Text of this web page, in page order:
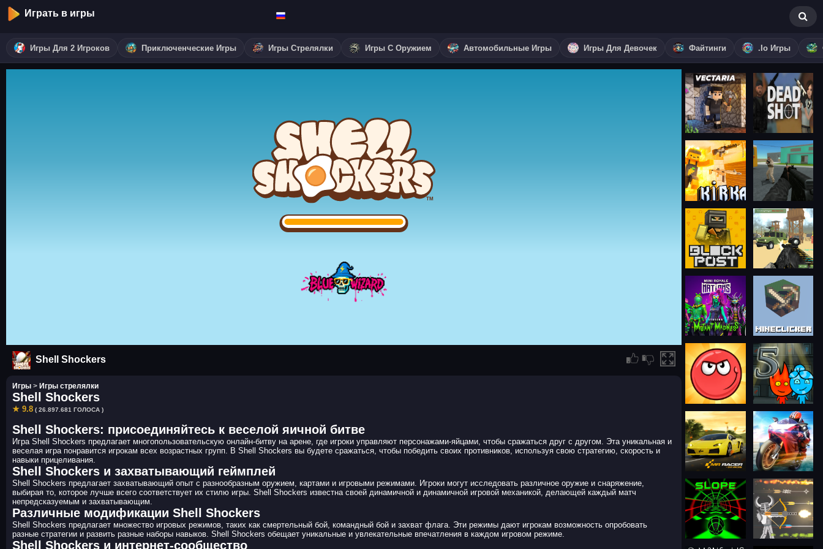
Играть в игры
Игры Для 2 Игроков Приключенческие Игры Игры Стрелялки Игры С Оружием Автомобильные Игры Игры Для Девочек Файтинги .io Игры
Shell Shockers
Игры > Игры стрелялки
Shell Shockers
★ 9.8 ( 26.897.681 ГОЛОСА )
Shell Shockers: присоединяйтесь к веселой яичной битве
Игра Shell Shockers предлагает многопользовательскую онлайн-битву на арене, где игроки управляют персонажами-яйцами, чтобы сражаться друг с другом. Эта уникальная и
веселая игра понравится игрокам всех возрастных групп. В Shell Shockers вы будете сражаться, чтобы победить своих противников, используя свою стратегию, скорость и
навыки прицеливания.
Shell Shockers и захватывающий геймплей
Shell Shockers предлагает захватывающий опыт с разнообразным оружием, картами и игровыми режимами. Игроки могут исследовать различное оружие и снаряжение,
выбирая то, которое лучше всего соответствует их стилю игры. Shell Shockers известна своей динамичной и динамичной игровой механикой, делающей каждый матч
непредсказуемым и захватывающим.
Различные модификации Shell Shockers
Shell Shockers предлагает множество игровых режимов, таких как смертельный бой, командный бой и захват флага. Эти режимы дают игрокам возможность опробовать
разные стратегии и развить разные наборы навыков. Shell Shockers обещает уникальные и увлекательные впечатления в каждом игровом режиме.
Shell Shockers и интернет-сообщество